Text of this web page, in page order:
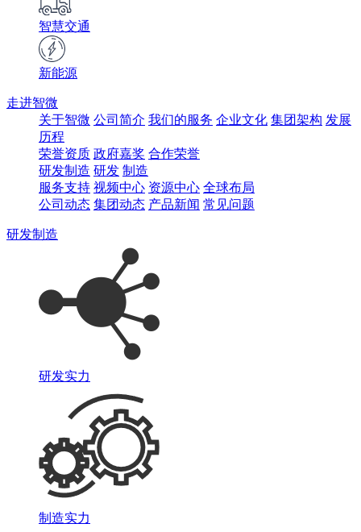
智慧交通
新能源
走进智微
关于智微 公司简介 我们的服务 企业文化 集团架构 发展
历程
荣誉资质 政府嘉奖 合作荣誉
研发制造 研发 制造
服务支持 视频中心 资源中心 全球布局
公司动态 集团动态 产品新闻 常见问题
研发制造
研发实力
制造实力